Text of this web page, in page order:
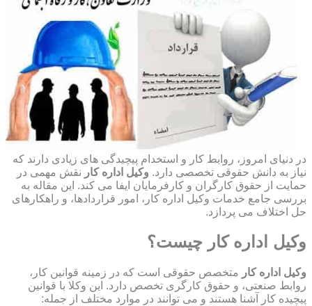
در دنیای امروز، روابط کار و استخدام پیچیدگی های زیادی دارند که
نیاز به دانش حقوقی تخصصی دارد. وکیل اداره کار نقش مهمی در
حمایت از حقوق کارگران و کارفرمایان ایفا می کند. این مقاله به
بررسی جامع خدمات وکیل اداره کار، امور قراردادها، و راهکارهای
حل اختلاف می پردازد.
وکیل اداره کار چیست؟
وکیل اداره کار متخصص حقوقی است که در زمینه قوانین کار،
روابط صنعتی، و حقوق کارگری تخصص دارد. این وکلا با قوانین
پیچیده کار آشنا هستند و می توانند در موارد مختلف از جمله: